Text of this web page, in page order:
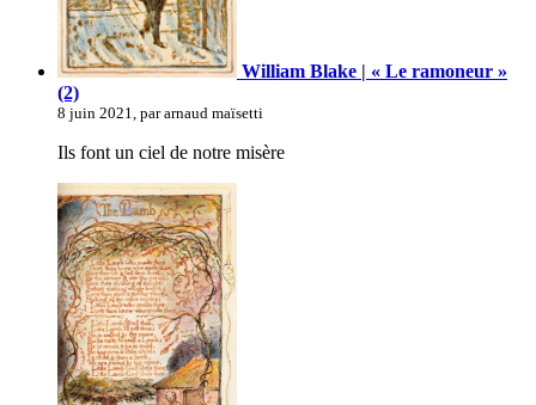
William Blake | « Le ramoneur »
(2)
8 juin 2021, par arnaud maïsetti
Ils font un ciel de notre misère